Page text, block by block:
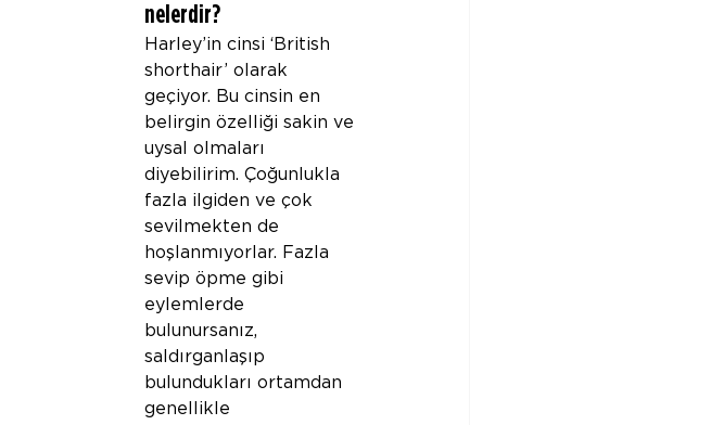
nelerdir?
Harley’in cinsi ‘British
shorthair’ olarak
geçiyor. Bu cinsin en
belirgin özelliği sakin ve
uysal olmaları
diyebilirim. Çoğunlukla
fazla ilgiden ve çok
sevilmekten de
hoşlanmıyorlar. Fazla
sevip öpme gibi
eylemlerde
bulunursanız,
saldırganlaşıp
bulundukları ortamdan
genellikle